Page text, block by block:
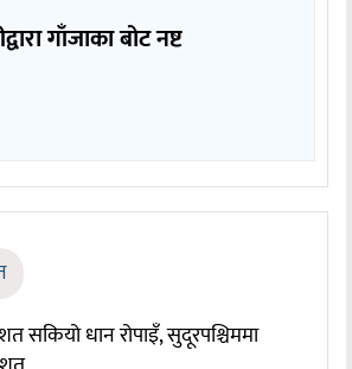
गाँजाका बोट नष्ट
सकियो धान रोपाइँ, सुदूरपश्चिममा